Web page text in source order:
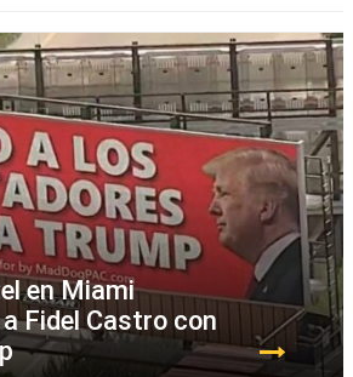
en Miami
Fidel Castro con